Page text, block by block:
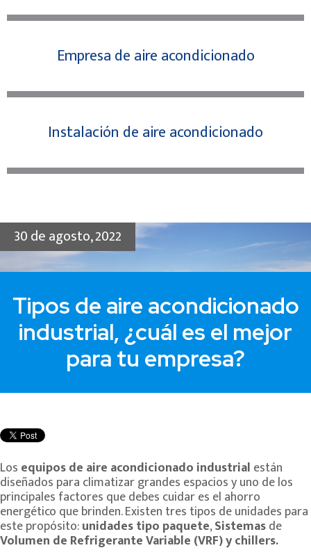
Empresa de aire acondicionado
Instalación de aire acondicionado
30 de agosto, 2022
Tipos de aire acondicionado
industrial, ¿cuál es el mejor
para tu empresa?
Los equipos de aire acondicionado industrial están
diseñados para climatizar grandes espacios y uno de los
principales factores que debes cuidar es el ahorro
energético que brinden. Existen tres tipos de unidades para
este propósito:unidades tipo paquete,Sistemasde
Volumen de Refrigerante Variable (VRF) y chillers.